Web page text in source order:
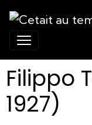
Filippo
1927)